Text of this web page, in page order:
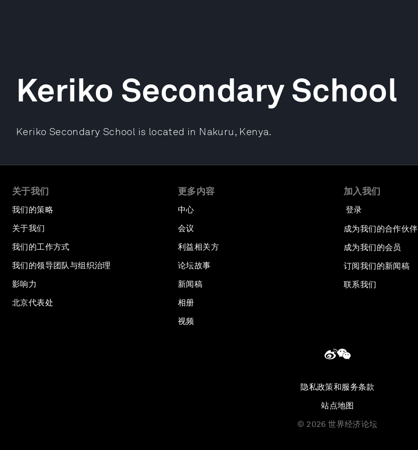
Keriko Secondary School
Keriko Secondary School is located in Nakuru, Kenya.
关于我们
我们的策略
关于我们
我们的工作方式
我们的领导团队与组织治理
影响力
北京代表处
更多内容
中心
会议
利益相关方
论坛故事
新闻稿
相册
视频
加入我们
登录
成为我们的合作伙伴
成为我们的会员
订阅我们的新闻稿
联系我们
隐私政策和服务条款
站点地图
© 2026 世界经济论坛